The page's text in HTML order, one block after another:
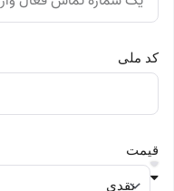
کد ملی
قیمت